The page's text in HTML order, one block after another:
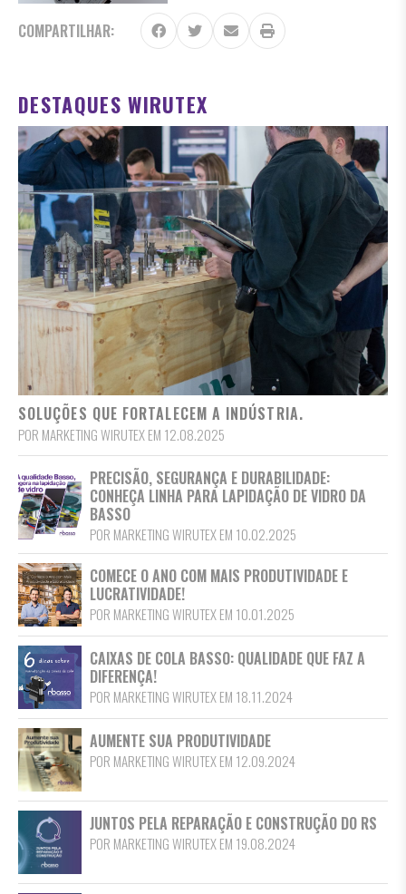
COMPARTILHAR:
DESTAQUES WIRUTEX
SOLUÇÕES QUE FORTALECEM A INDÚSTRIA.
POR MARKETING WIRUTEX EM 12.08.2025
PRECISÃO, SEGURANÇA E DURABILIDADE:
CONHEÇA LINHA PARA LAPIDAÇÃO DE VIDRO DA
BASSO
POR MARKETING WIRUTEX EM 10.02.2025
COMECE O ANO COM MAIS PRODUTIVIDADE E
LUCRATIVIDADE!
POR MARKETING WIRUTEX EM 10.01.2025
CAIXAS DE COLA BASSO: QUALIDADE QUE FAZ A
DIFERENÇA!
POR MARKETING WIRUTEX EM 18.11.2024
AUMENTE SUA PRODUTIVIDADE
POR MARKETING WIRUTEX EM 12.09.2024
JUNTOS PELA REPARAÇÃO E CONSTRUÇÃO DO RS
POR MARKETING WIRUTEX EM 19.08.2024